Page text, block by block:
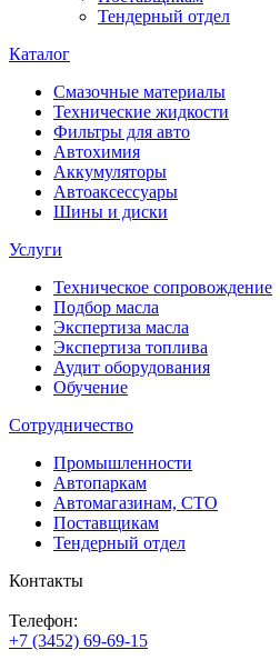
Тендерный отдел
Каталог
Смазочные материалы
Технические жидкости
Фильтры для авто
Автохимия
Аккумуляторы
Автоаксессуары
Шины и диски
Услуги
Техническое сопровождение
Подбор масла
Экспертиза масла
Экспертиза топлива
Аудит оборудования
Обучение
Сотрудничество
Промышленности
Автопаркам
Автомагазинам, СТО
Поставщикам
Тендерный отдел
Контакты
Телефон:
+7 (3452) 69-69-15